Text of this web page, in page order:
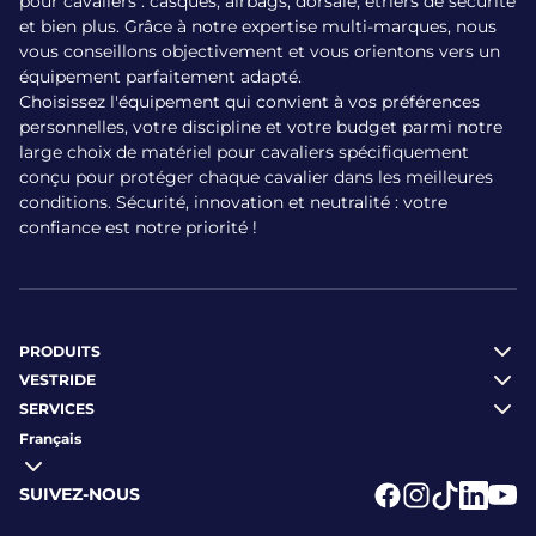
d’utilisation
LeBombers airbag Hommea été conçu pour
fonctionner en parfaite synergie avec l’intégralité
desgilets airbag Horse Pilot. Il est essentiel de
choisir la taille du bombers identique à celle de
votre gilet airbag pour garantir un ajustement
optimal et le bon fonctionnement du dispositif lors
Pour plus de confort, la coupe légèrement ample
du bombers permet de le porter sur des vêtements
techniques ou une doudoune fine, selon la saison.
En hiver, il constitue la couche coupe-vent et
imperméable idéale au-dessus de votre gilet airbag,
et bien plus. Grâce à notre expertise multi-marques, nous
vous conseillons objectivement et vous orientons vers un
équipement parfaitement adapté.
Choisissez l'équipement qui convient à vos préférences
personnelles, votre discipline et votre budget parmi notre
large choix de matériel pour cavaliers spécifiquement
conçu pour protéger chaque cavalier dans les meilleures
conditions. Sécurité, innovation et neutralité : votre
confiance est notre priorité !
PRODUITS
VESTRIDE
SERVICES
Français
SUIVEZ-NOUS